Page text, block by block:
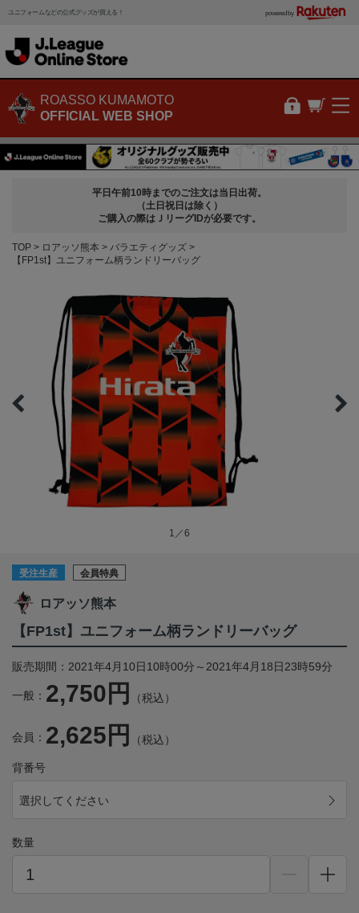
ユニフォームなどの公式グッズが買える！ powered by
ROASSO KUMAMOTO
OFFICIAL WEB SHOP
平日午前10時までのご注文は当日出荷。
（土日祝日は除く）
ご購入の際はＪリーグIDが必要です。
TOP ロアッソ熊本
バラエティグッズ
【FP1st】ユニフォーム柄ランドリーバッグ
1／6
受注生産 会員特典
ロアッソ熊本
【FP1st】ユニフォーム柄ランドリーバッグ
販売期間：2021年4月10日10時00分～2021年4月18日23時59分
一般： 2,750円 （税込）
会員： 2,625円 （税込）
背番号
選択してください
数量